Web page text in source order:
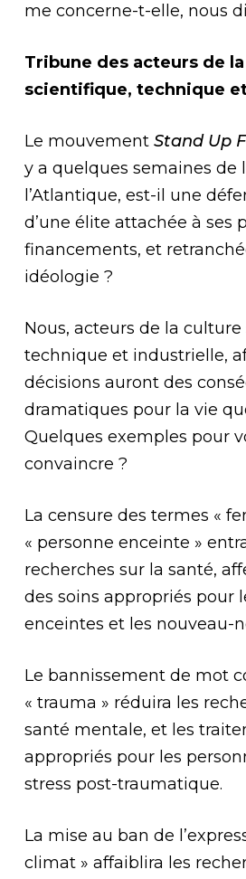
me concerne-t-elle, nous
Tribune des acteurs de
scientifique, technique
Le mouvement Stand Up
y a quelques semaines de
l’Atlantique, est-il une
d’une élite attachée à ses
financements, et
idéologie ?
Nous, acteurs de la
technique et industrielle,
décisions auront des
dramatiques pour la vie
Quelques exemples pour
convaincre ?
La censure des termes «
« personne enceinte »
recherches sur la santé,
des soins appropriés pour
enceintes et les nouveau-
Le bannissement de mot
« trauma » réduira les
santé mentale, et les
appropriés pour les
stress post-traumatique.
La mise au ban de
climat » affaiblira les